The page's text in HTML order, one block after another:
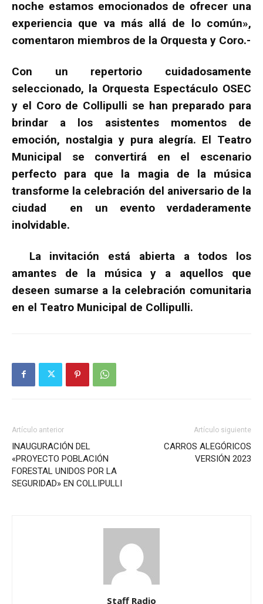
noche estamos emocionados de ofrecer una
experiencia que va más allá de lo común»,
comentaron miembros de la Orquesta y Coro.-
Con un repertorio cuidadosamente
seleccionado, la Orquesta Espectáculo OSEC
y el Coro de Collipulli se han preparado para
brindar a los asistentes momentos de
emoción, nostalgia y pura alegría. El Teatro
Municipal se convertirá en el escenario
perfecto para que la magia de la música
transforme la celebración del aniversario de la
ciudad en un evento verdaderamente
inolvidable.
La invitación está abierta a todos los
amantes de la música y a aquellos que
deseen sumarse a la celebración comunitaria
en el Teatro Municipal de Collipulli.
Artículo anterior
INAUGURACIÓN DEL
«PROYECTO POBLACIÓN
FORESTAL UNIDOS POR LA
SEGURIDAD» EN COLLIPULLI
Artículo siguiente
CARROS ALEGÓRICOS
VERSIÓN 2023
Staff Radio